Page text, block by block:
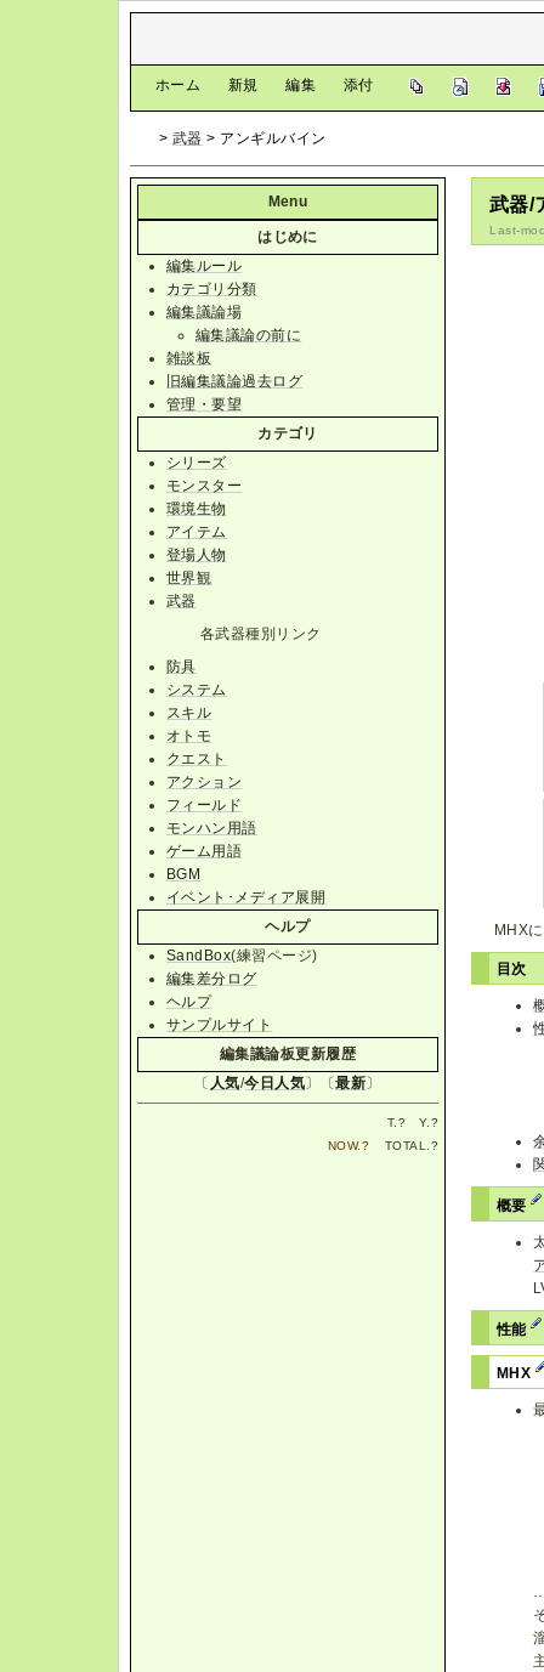
ホーム 新規 編集 添付
> 武器 > アンギルバイン
武器/
Last-
MHX
目次
概要
性能
MHX
Menu
はじめに
編集ルール
カテゴリ分類
編集議論場
編集議論の前に
雑談板
旧編集議論過去ログ
管理・要望
カテゴリ
シリーズ
モンスター
環境生物
アイテム
登場人物
世界観
武器
各武器種別リンク
防具
システム
スキル
オトモ
クエスト
アクション
フィールド
モンハン用語
ゲーム用語
BGM
イベント･メディア展開
ヘルプ
SandBox(練習ページ)
編集差分ログ
ヘルプ
サンプルサイト
編集議論板更新履歴
〔 人気/今日人気〕〔最新〕
T. ? Y. ?
NOW.? TOTAL. ?